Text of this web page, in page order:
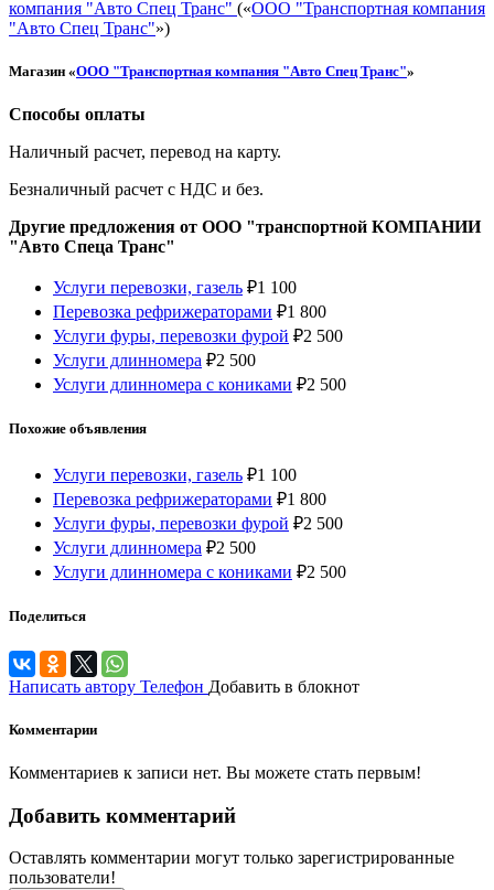
компания "Авто Спец Транс" («ООО "Транспортная компания
"Авто Спец Транс"»)
Магазин «ООО "Транспортная компания "Авто Спец Транс"»
Способы оплаты
Наличный расчет, перевод на карту.
Безналичный расчет с НДС и без.
Другие предложения от ООО "транспортной КОМПАНИИ
"Авто Спеца Транс"
Услуги перевозки, газель ₽1 100
Перевозка рефрижераторами ₽1 800
Услуги фуры, перевозки фурой ₽2 500
Услуги длинномера ₽2 500
Услуги длинномера с кониками ₽2 500
Похожие объявления
Услуги перевозки, газель ₽1 100
Перевозка рефрижераторами ₽1 800
Услуги фуры, перевозки фурой ₽2 500
Услуги длинномера ₽2 500
Услуги длинномера с кониками ₽2 500
Поделиться
Написать автору Телефон Добавить в блокнот
Комментарии
Комментариев к записи нет. Вы можете стать первым!
Добавить комментарий
Оставлять комментарии могут только зарегистрированные
пользователи!